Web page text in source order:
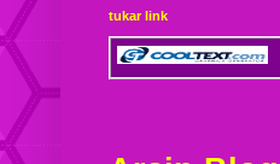
tukar link